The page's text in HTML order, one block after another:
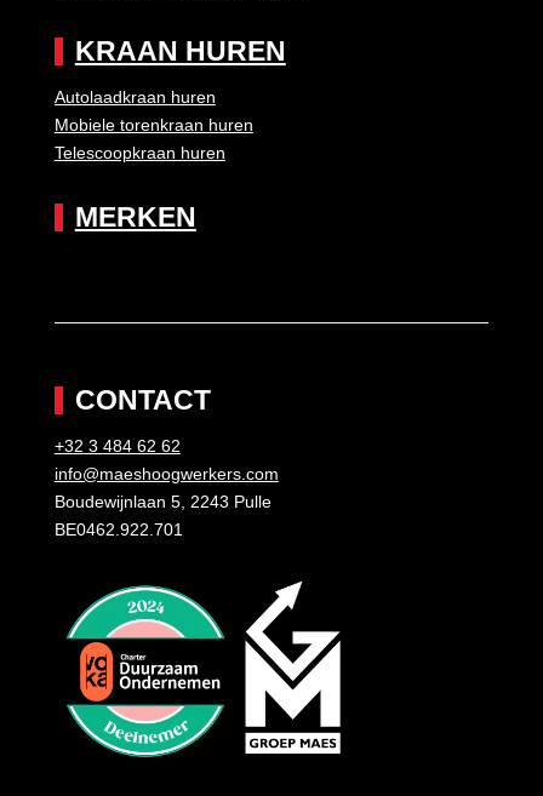
KRAAN HUREN
Autolaadkraan huren
Mobiele torenkraan huren
Telescoopkraan huren
MERKEN
CONTACT
+32 3 484 62 62
info@maeshoogwerkers.com
Boudewijnlaan 5, 2243 Pulle
BE0462.922.701